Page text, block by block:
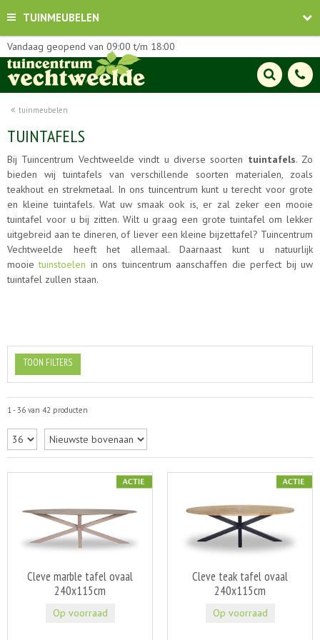
TUINMEUBELEN
tuinmeubelen
Vandaag geopend van 09:00 t/m 18:00
TUINTAFELS
Bij Tuincentrum Vechtweelde vindt u diverse soorten tuintafels. Zo
bieden wij tuintafels van verschillende soorten materialen, zoals
teakhout en strekmetaal. In ons tuincentrum kunt u terecht voor grote
en kleine tuintafels. Wat uw smaak ook is, er zal zeker een mooie
tuintafel voor u bij zitten. Wilt u graag een grote tuintafel om lekker
uitgebreid aan te dineren, of liever een kleine bijzettafel? Tuincentrum
Vechtweelde heeft het allemaal. Daarnaast kunt u natuurlijk
mooietuinstoelen in ons tuincentrum aanschaffen die perfect bij uw
tuintafel zullen staan.
TOON FILTERS
1 - 36 van 42 producten
Cleve marble tafel ovaal
240x115cm
Op voorraad
Cleve teak tafel ovaal
240x115cm
Op voorraad